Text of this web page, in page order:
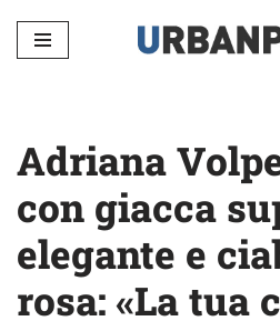
Vai
Adriana
con giacca
elegante e
rosa: «La tua